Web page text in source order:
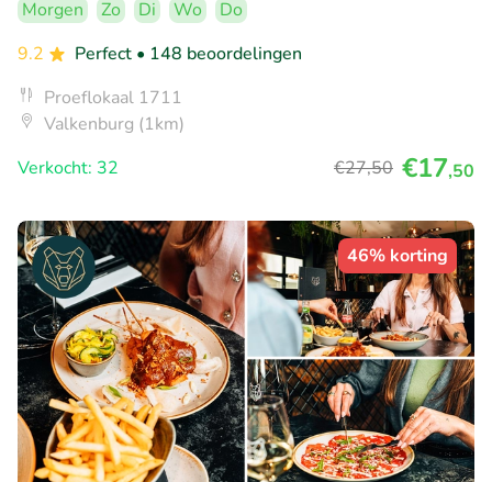
Morgen Zo Di Wo
Do
9.2
Perfect • 148 beoordelingen
Proeflokaal 1711
Valkenburg (1km)
Verkocht: 32
€27,50 €17,50
46% korting